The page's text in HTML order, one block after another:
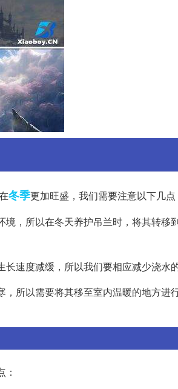
冬季更加旺盛，我们需要注意以下几点
，所以在冬天养护吊兰时，将其转移
速度减缓，所以我们要相应减少浇水
所以需要将其移至室内温暖的地方